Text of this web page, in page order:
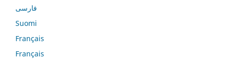
فارسی
Suomi
Français
Français